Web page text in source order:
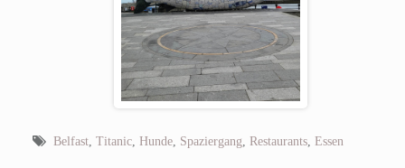
Belfast, Titanic, Hunde, Spaziergang Restaurants, Essen